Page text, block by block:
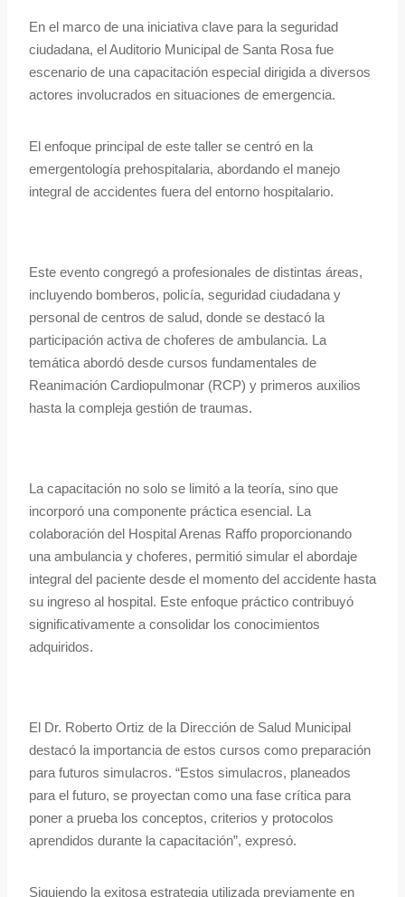
En el marco de una iniciativa clave para la seguridad
ciudadana, el Auditorio Municipal de Santa Rosa fue
escenario de una capacitación especial dirigida a diversos
actores involucrados en situaciones de emergencia.
El enfoque principal de este taller se centró en la
emergentología prehospitalaria, abordando el manejo
integral de accidentes fuera del entorno hospitalario.
Este evento congregó a profesionales de distintas áreas,
incluyendo bomberos, policía, seguridad ciudadana y
personal de centros de salud, donde se destacó la
participación activa de choferes de ambulancia. La
temática abordó desde cursos fundamentales de
Reanimación Cardiopulmonar (RCP) y primeros auxilios
hasta la compleja gestión de traumas.
La capacitación no solo se limitó a la teoría, sino que
incorporó una componente práctica esencial. La
colaboración del Hospital Arenas Raffo proporcionando
una ambulancia y choferes, permitió simular el abordaje
integral del paciente desde el momento del accidente hasta
su ingreso al hospital. Este enfoque práctico contribuyó
significativamente a consolidar los conocimientos
adquiridos.
El Dr. Roberto Ortiz de la Dirección de Salud Municipal
destacó la importancia de estos cursos como preparación
para futuros simulacros. “Estos simulacros, planeados
para el futuro, se proyectan como una fase crítica para
poner a prueba los conceptos, criterios y protocolos
aprendidos durante la capacitación”, expresó.
Siguiendo la exitosa estrategia utilizada previamente en